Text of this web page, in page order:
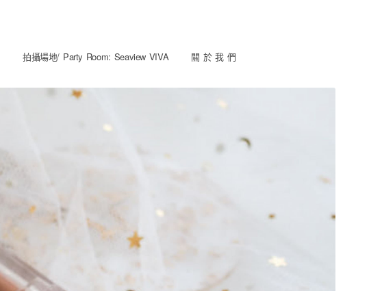
拍攝場地/ Party Room: Seaview VIVA 關 於 我 們